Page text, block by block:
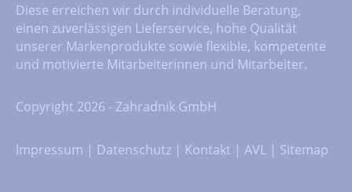
Diese erreichen wir durch individuelle Beratung,
einen zuverlässigen Lieferservice, hohe Qualität
unserer Markenprodukte sowie flexible, kompetente
und motivierte Mitarbeiterinnen und Mitarbeiter.
Copyright 2026 - Zahradnik GmbH
Impressum | Datenschutz | Kontakt | AVL | Sitemap